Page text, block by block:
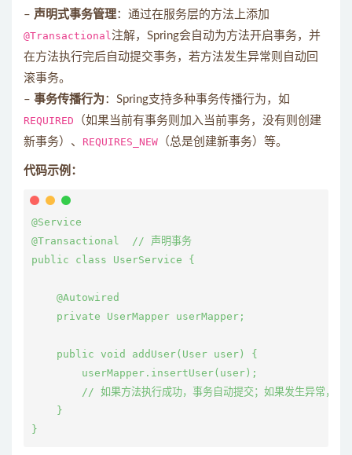
– 声明式事务管理：通过在服务层的方法上添加
@Transactional注解，Spring会自动为方法开启事务，并
在方法执行完后自动提交事务，若方法发生异常则自动回
滚事务。
– 事务传播行为 ：Spring支持多种事务传播行为，如
REQUIRED （如果当前有事务则加入当前事务，没有则创建
新事务）、 REQUIRES_NEW （总是创建新事务）等。
代码示例：
@Service
@Transactional  // 声明事务
public class UserService {
    @Autowired
    private UserMapper userMapper;
    public void addUser(User user) {
        userMapper.insertUser(user);
// 如果方法执行成功，事务自动提交；如果发生异常，事
    }